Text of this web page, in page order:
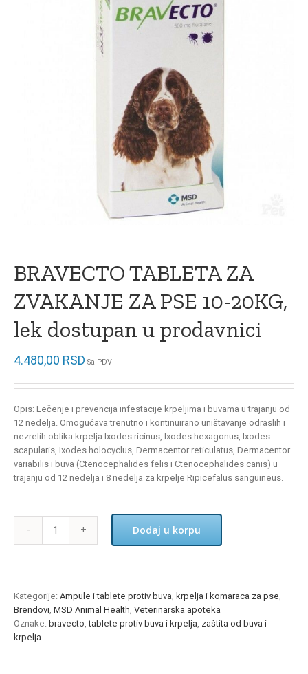
BRAVECTO TABLETA ZA
ZVAKANJE ZA PSE 10-20KG,
lek dostupan u prodavnici
4.480,00 RSD Sa PDV
Opis: Lečenje i prevencija infestacije krpeljima i buvama u trajanju od
12 nedelja. Omogućava trenutno i kontinuirano uništavanje odraslih i
nezrelih oblika krpelja Ixodes ricinus, Ixodes hexagonus, Ixodes
scapularis, Ixodes holocyclus, Dermacentor reticulatus, Dermacentor
variabilis i buva (Ctenocephalides felis i Ctenocephalides canis) u
trajanju od 12 nedelja i 8 nedelja za krpelje Ripicefalus sanguineus.
BRAVECTO
ZA
PSE
Dodaj u korpu
Kategorije: Ampule i tablete protiv buva, krpelja i komaraca za pse
Brendovi MSD Animal Health Veterinarska apoteka
Oznake: bravecto ,tablete protiv buva i krpelja zaštita od buva i
krpelja